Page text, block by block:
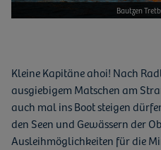
Bautzen
Kleine Kapitäne ahoi! Nach
ausgiebigem Matschen am
auch mal ins Boot steigen
den Seen und Gewässern der
Ausleihmöglichkeiten für die